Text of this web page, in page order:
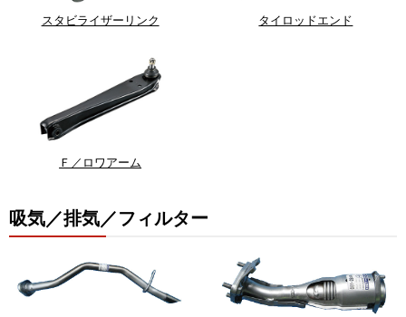
スタビライザーリンク タイロッドエンド
Ｆ／ロワアーム
吸気／排気／フィルター